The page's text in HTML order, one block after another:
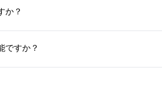
か？
ですか？